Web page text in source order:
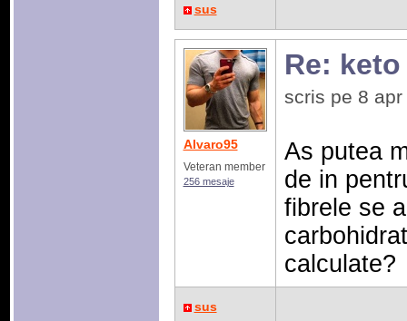
sus
Alvaro95
Veteran member
256 mesaje
Re: keto
scris pe 8
As putea
de in
fibrele se
calculate?
sus